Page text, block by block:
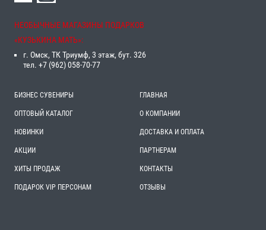
НЕОБЫЧНЫЕ МАГАЗИНЫ ПОДАРКОВ
«‎КУЗЬКИНА МАТЬ»‎:
г. Омск, ТК Триумф, 3 этаж, бут. 326
тел. +7 (962) 058-70-77
БИЗНЕС СУВЕНИРЫ
ОПТОВЫЙ КАТАЛОГ
НОВИНКИ
АКЦИИ
ХИТЫ ПРОДАЖ
ПОДАРОК VIP ПЕРСОНАМ
ГЛАВНАЯ
О КОМПАНИИ
ДОСТАВКА И ОПЛАТА
ПАРТНЕРАМ
КОНТАКТЫ
ОТЗЫВЫ